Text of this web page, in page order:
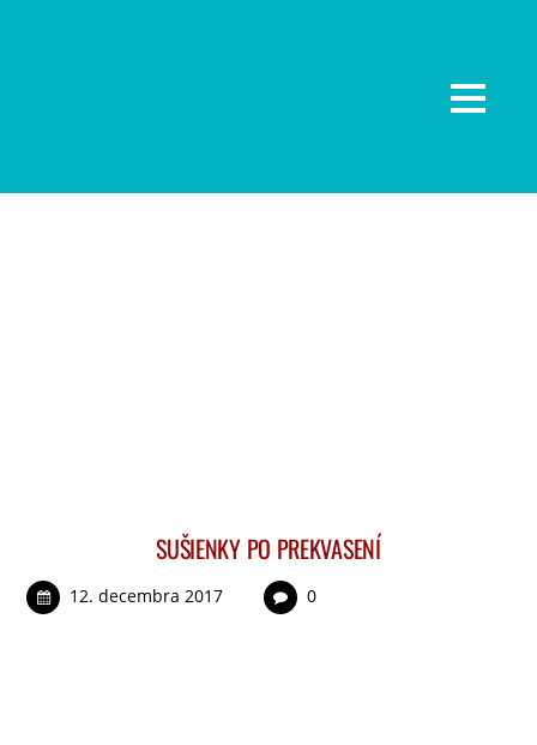
SUŠIENKY PO PREKVASENÍ
12. decembra 2017 0